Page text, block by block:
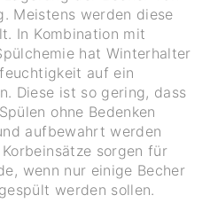
Meistens werden diese
In Kombination mit
hat Winterhalter
auf ein
Diese ist so gering, dass
ohne Bedenken
aufbewahrt werden
sorgen für
wenn nur einige Becher
werden sollen.